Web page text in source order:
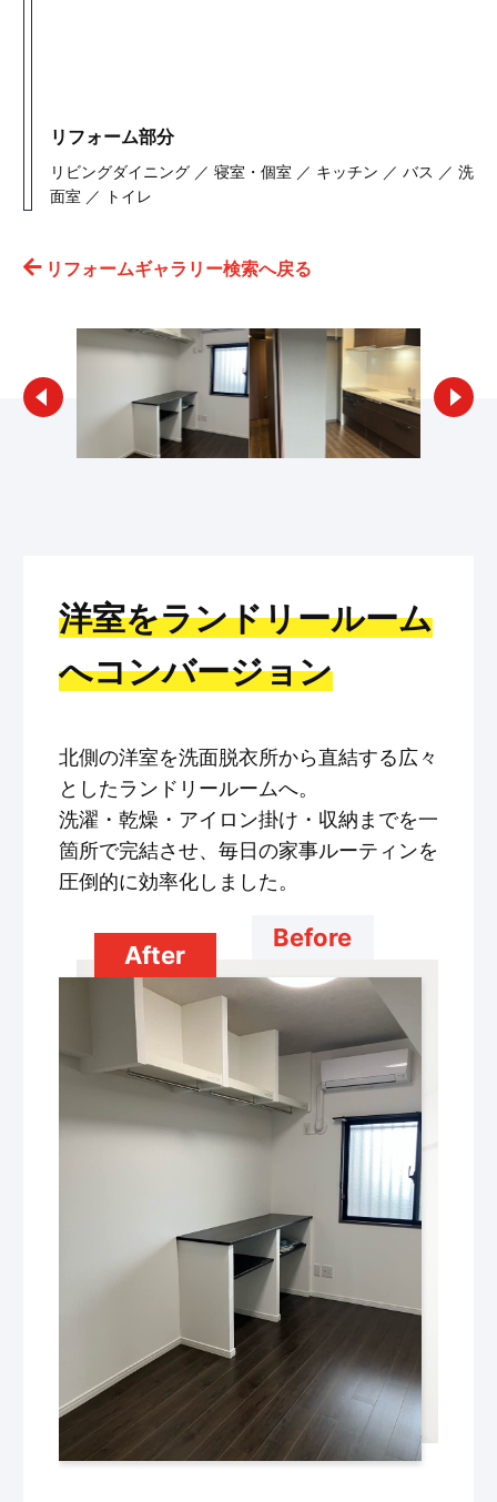
リフォーム部分
リビングダイニング ／ 寝室・個室 ／ キッチン ／ バス ／ 洗
面室 ／ トイレ
リフォームギャラリー検索へ戻る
洋室をランドリールーム
へコンバージョン
北側の洋室を洗面脱衣所から直結する広々
としたランドリールームへ。
洗濯・乾燥・アイロン掛け・収納までを一
箇所で完結させ、毎日の家事ルーティンを
圧倒的に効率化しました。
Before
After